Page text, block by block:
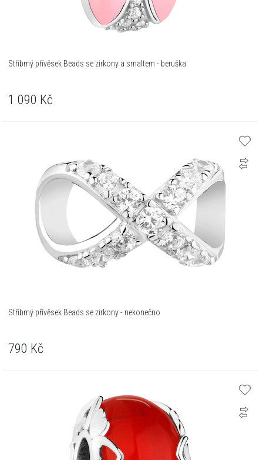
Stříbrný přívěsek Beads se zirkony a smaltem - beruška
1 090 Kč
Stříbrný přívěsek Beads se zirkony - nekonečno
790 Kč